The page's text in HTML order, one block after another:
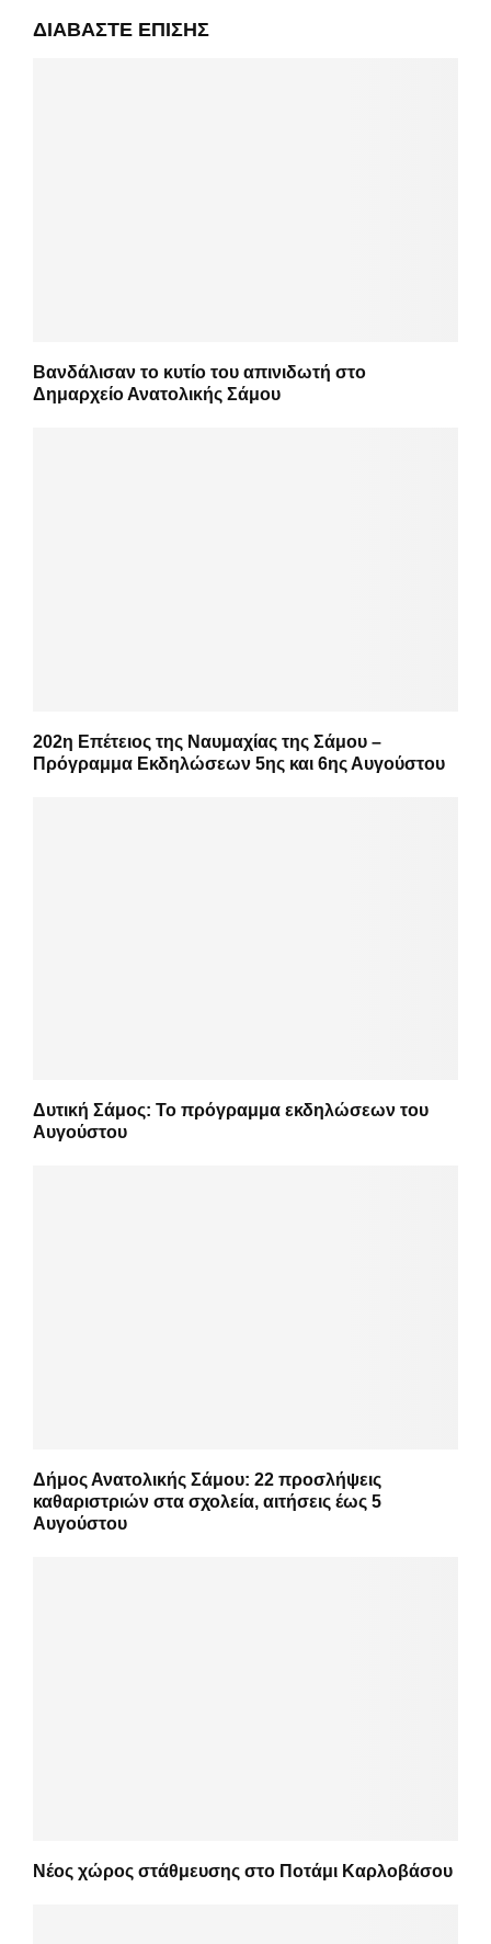
ΔΙΑΒΆΣΤΕ ΕΠΊΣΗΣ
Βανδάλισαν το κυτίο του απινιδωτή στο
Δημαρχείο Ανατολικής Σάμου
202η Επέτειος της Ναυμαχίας της Σάμου –
Πρόγραμμα Εκδηλώσεων 5ης και 6ης Αυγούστου
Δυτική Σάμος: Το πρόγραμμα εκδηλώσεων του
Αυγούστου
Δήμος Ανατολικής Σάμου: 22 προσλήψεις
καθαριστριών στα σχολεία, αιτήσεις έως 5
Αυγούστου
Νέος χώρος στάθμευσης στο Ποτάμι Καρλοβάσου